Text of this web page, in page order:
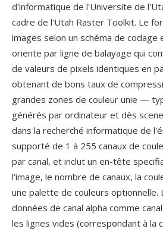
d'informatique de l'Universite de
cadre de l'Utah Raster Toolkit. Le
images selon un schéma de codage
oriente par ligne de balayage qui
de valeurs de pixels identiques en
obtenant de bons taux de
grandes zones de couleur unie —
générés par ordinateur et dès
dans la recherché informatique de
supporté de 1 à 255 canaux de
par canal, et inclut un en-tête
l'image, le nombre de canaux, la
une palette de couleurs optionnelle.
données de canal alpha comme
les lignes vides (correspondant à la